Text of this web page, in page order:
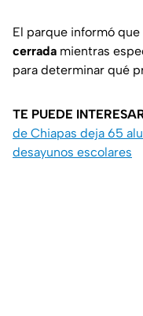
El parque informó que
cerrada mientras
para determinar qué
TE PUEDE
de Chiapas deja 65
desayunos escolares